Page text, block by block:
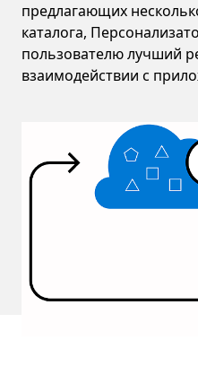
предлагающих
каталога,
пользователю лучший
взаимодействии с